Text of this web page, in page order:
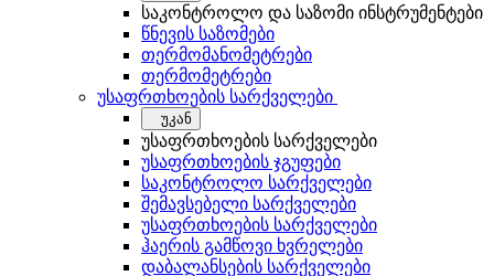
საკონტროლო და საზომი ინსტრუმენტები
წნევის საზომები
თერმომანომეტრები
თერმომეტრები
უსაფრთხოების სარქველები
უკან
უსაფრთხოების სარქველები
უსაფრთხოების ჯგუფები
საკონტროლო სარქველები
შემავსებელი სარქველები
უსაფრთხოების სარქველები
ჰაერის გამწოვი ხვრელები
დაბალანსების სარქველები